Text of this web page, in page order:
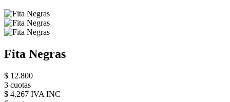
Fita Negras
$ 12.800
3 cuotas
$ 4.267 IVA INC